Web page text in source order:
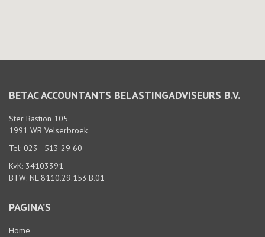
BETAC ACCOUNTANTS BELASTINGADVISEURS B.V.
Ster Bastion 105
1991 WB Velserbroek
Tel: 023 - 513 29 60
KvK: 34103391
BTW: NL 8110.29.153.B.01
PAGINA’S
Home